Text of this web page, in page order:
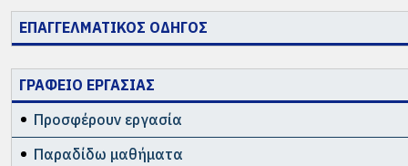
ΕΠΑΓΓΕΛΜΑΤΙΚΟΣ ΟΔΗΓΟΣ
ΓΡΑΦΕΙΟ ΕΡΓΑΣΙΑΣ
Προσφέρουν εργασία
Παραδίδω μαθήματα